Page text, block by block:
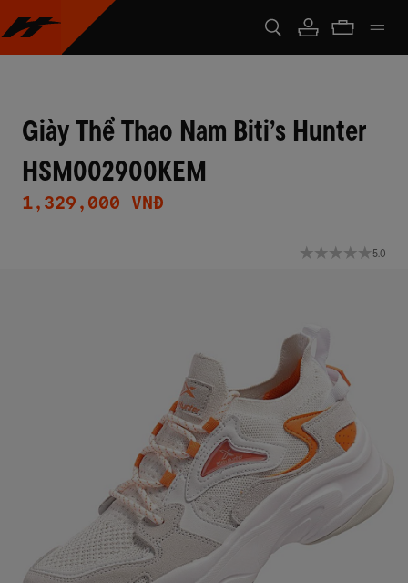
Giày Thể Thao Nam Biti’s Hunter
HSM002900KEM
1,329,000 VNĐ
5.0